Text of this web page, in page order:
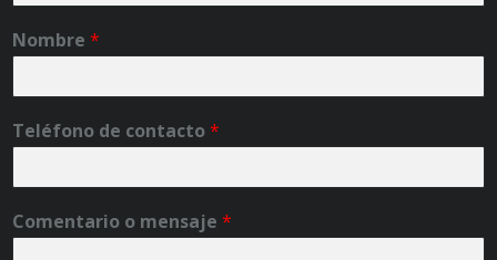
Nombre *
Teléfono de contacto*
Comentario o mensaje *